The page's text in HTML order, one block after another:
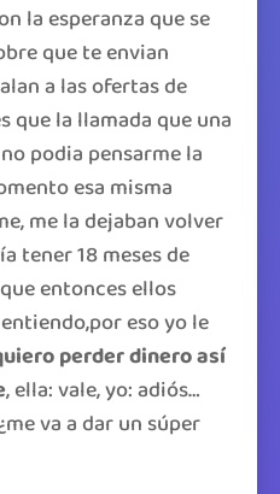
la esperanza que se
que te envian
a las ofertas de
que la llamada que una
podia pensarme la
esa misma
me la dejaban volver
tener 18 meses de
entonces ellos
eso yo le
perder dinero así
, ella: vale, yo: adiós…
va a dar un súper